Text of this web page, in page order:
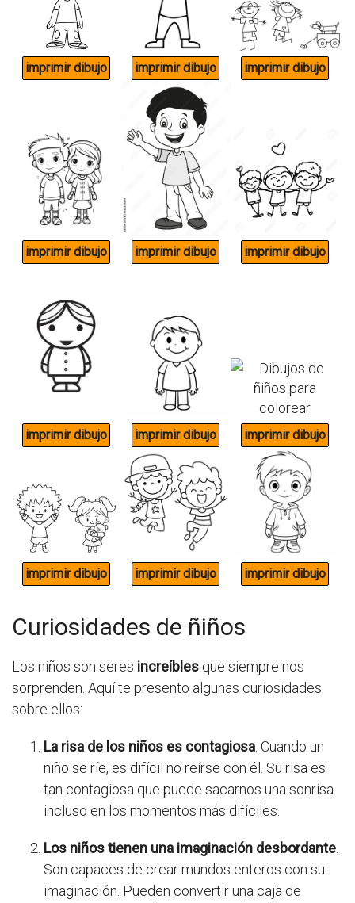
Curiosidades de ñiños
Los niños son seres increíbles que siempre nos
sorprenden. Aquí te presento algunas curiosidades
sobre ellos:
La risa de los niños es contagiosa. Cuando un
niño se ríe, es difícil no reírse con él. Su risa es
tan contagiosa que puede sacarnos una sonrisa
incluso en los momentos más difíciles.
Los niños tienen una imaginación desbordante.
Son capaces de crear mundos enteros con su
imaginación. Pueden convertir una caja de